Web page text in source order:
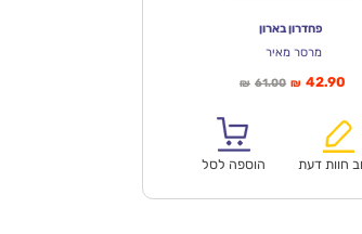
פחדרון בארון
מרסר מאיר
₪ 61.00המחיר
₪61.00.
₪ 42.90
הוא:
חוות דעת
הוספה לסל